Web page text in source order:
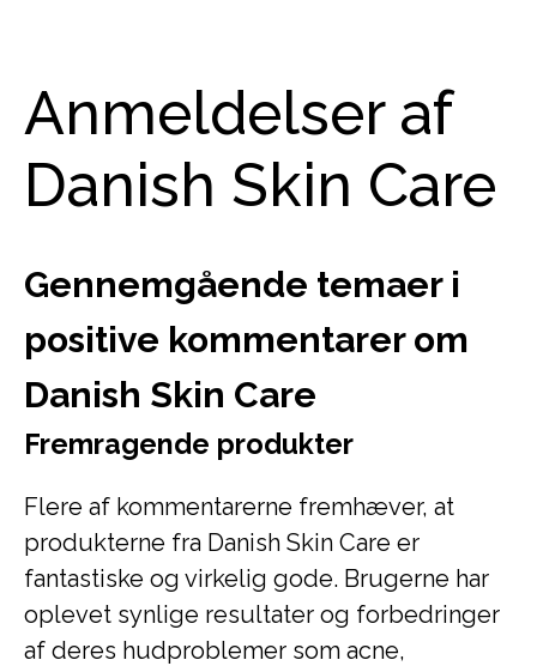
Anmeldelser af
Danish Skin Care
Gennemgående temaer i
positive kommentarer om
Danish Skin Care
Fremragende produkter
Flere af kommentarerne fremhæver, at
produkterne fra Danish Skin Care er
fantastiske og virkelig gode. Brugerne har
oplevet synlige resultater og forbedringer
af deres hudproblemer som acne,